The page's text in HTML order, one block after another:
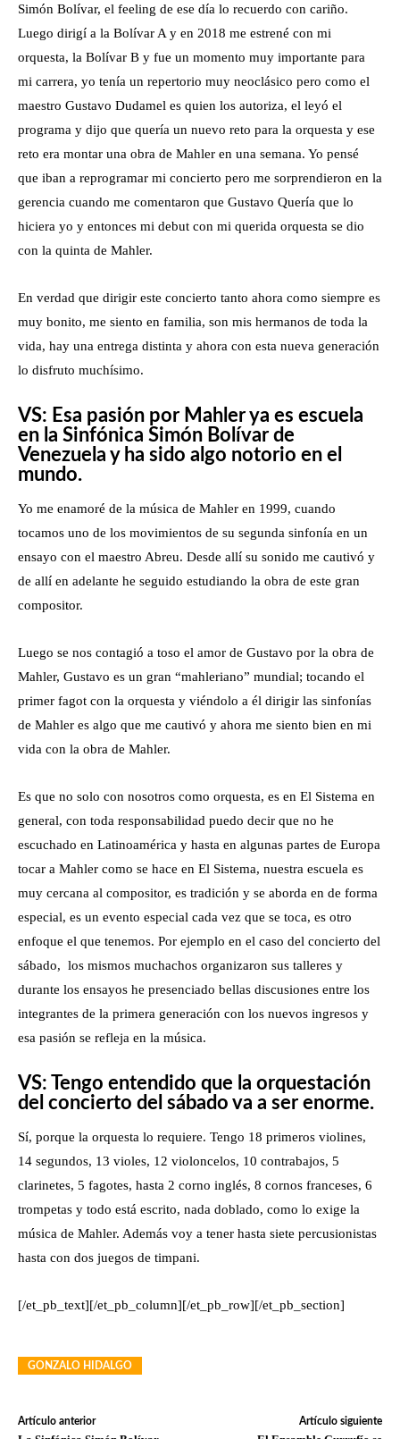
Simón Bolívar, el feeling de ese día lo recuerdo con cariño.
Luego dirigí a la Bolívar A y en 2018 me estrené con mi
orquesta, la Bolívar B y fue un momento muy importante para
mi carrera, yo tenía un repertorio muy neoclásico pero como el
maestro Gustavo Dudamel es quien los autoriza, el leyó el
programa y dijo que quería un nuevo reto para la orquesta y ese
reto era montar una obra de Mahler en una semana. Yo pensé
que iban a reprogramar mi concierto pero me sorprendieron en la
gerencia cuando me comentaron que Gustavo Quería que lo
hiciera yo y entonces mi debut con mi querida orquesta se dio
con la quinta de Mahler.
En verdad que dirigir este concierto tanto ahora como siempre es
muy bonito, me siento en familia, son mis hermanos de toda la
vida, hay una entrega distinta y ahora con esta nueva generación
lo disfruto muchísimo.
VS: Esa pasión por Mahler ya es escuela
en la Sinfónica Simón Bolívar de
Venezuela y ha sido algo notorio en el
mundo.
Yo me enamoré de la música de Mahler en 1999, cuando
tocamos uno de los movimientos de su segunda sinfonía en un
ensayo con el maestro Abreu. Desde allí su sonido me cautivó y
de allí en adelante he seguido estudiando la obra de este gran
compositor.
Luego se nos contagió a toso el amor de Gustavo por la obra de
Mahler, Gustavo es un gran “mahleriano” mundial; tocando el
primer fagot con la orquesta y viéndolo a él dirigir las sinfonías
de Mahler es algo que me cautivó y ahora me siento bien en mi
vida con la obra de Mahler.
Es que no solo con nosotros como orquesta, es en El Sistema en
general, con toda responsabilidad puedo decir que no he
escuchado en Latinoamérica y hasta en algunas partes de Europa
tocar a Mahler como se hace en El Sistema, nuestra escuela es
muy cercana al compositor, es tradición y se aborda en de forma
especial, es un evento especial cada vez que se toca, es otro
enfoque el que tenemos. Por ejemplo en el caso del concierto del
sábado, los mismos muchachos organizaron sus talleres y
durante los ensayos he presenciado bellas discusiones entre los
integrantes de la primera generación con los nuevos ingresos y
esa pasión se refleja en la música.
VS: Tengo entendido que la orquestación
del concierto del sábado va a ser enorme.
Sí, porque la orquesta lo requiere. Tengo 18 primeros violines,
14 segundos, 13 violes, 12 violoncelos, 10 contrabajos, 5
clarinetes, 5 fagotes, hasta 2 corno inglés, 8 cornos franceses, 6
trompetas y todo está escrito, nada doblado, como lo exige la
música de Mahler. Además voy a tener hasta siete percusionistas
hasta con dos juegos de timpani.
[/et_pb_text][/et_pb_column][/et_pb_row][/et_pb_section]
GONZALO HIDALGO
Artículo anterior Artículo siguiente